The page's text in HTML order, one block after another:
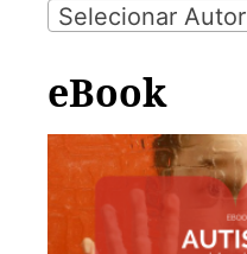
Selecionar Autor
eBook